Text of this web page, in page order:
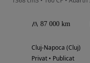
87 000 km
Cluj-Napoca (Cluj)
Privat • Publicat